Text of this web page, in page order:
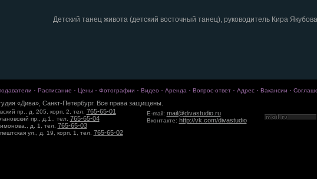
Детский танец живота (детский восточный танец), руководитель Кира Якубова
· Расписание · Цены· Фотографии · Видео · Аренда· Вопрос-ответ· Адрес· Вакансии ·
«Дива», Санкт-Петербург. Все права защищены.
пр., д. 205, корп. 2, тел. 765-65-01
пр., д.1., тел. 765-65-04
д. 1, тел. 765-65-03
ул., д. 19, корп. 1, тел. 765-65-02
E-mail: mail@divastudio.ru
Вконтакте: http://vk.com/divastudio